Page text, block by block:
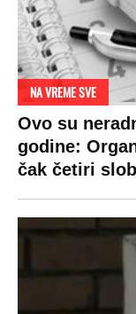
DRAMA ZBOG
Zbog svadbe
proradio
tako: "Ti si